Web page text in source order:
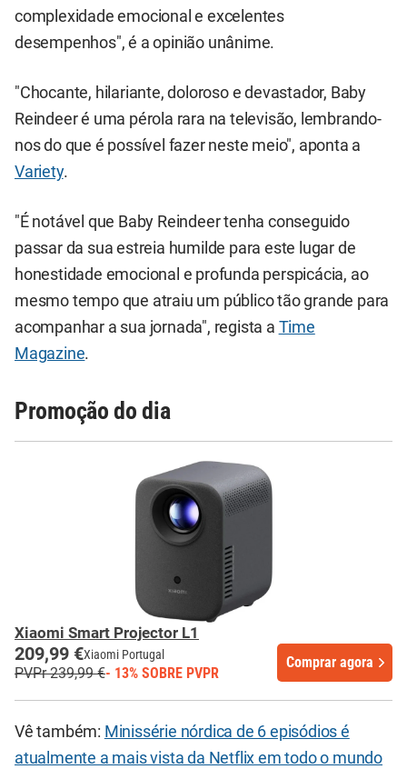
complexidade emocional e excelentes
desempenhos", é a opinião unânime.
"Chocante, hilariante, doloroso e devastador, Baby
Reindeer é uma pérola rara na televisão, lembrando-
nos do que é possível fazer neste meio", aponta a
Variety.
"É notável que Baby Reindeer tenha conseguido
passar da sua estreia humilde para este lugar de
honestidade emocional e profunda perspicácia, ao
mesmo tempo que atraiu um público tão grande para
acompanhar a sua jornada", regista a Time
Magazine.
Promoção do dia
Xiaomi Smart Projector L1
209,99 €Xiaomi Portugal
PVPr 239,99 €- 13% SOBRE PVPR
Comprar agora
Vê também: Minissérie nórdica de 6 episódios é
atualmente a mais vista da Netflix em todo o mundo